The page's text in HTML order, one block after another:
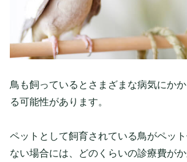
鳥も飼っているとさまざまな病気にか
る可能性があります。
ペットとして飼育されている鳥がペッ
ない場合には、どのくらいの診療費が